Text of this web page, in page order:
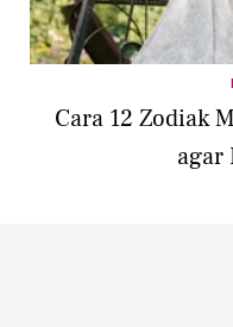
Cara 12 Zodiak
agar